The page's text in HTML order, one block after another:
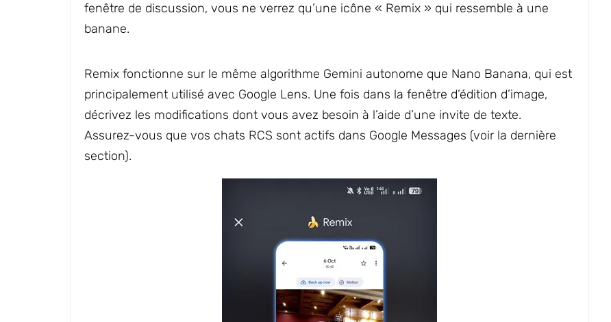
fenêtre de discussion, vous ne verrez qu’une icône « Remix » qui ressemble à une
banane.
Remix fonctionne sur le même algorithme Gemini autonome que Nano Banana, qui est
principalement utilisé avec Google Lens. Une fois dans la fenêtre d’édition d’image,
décrivez les modifications dont vous avez besoin à l’aide d’une invite de texte.
Assurez-vous que vos chats RCS sont actifs dans Google Messages (voir la dernière
section).